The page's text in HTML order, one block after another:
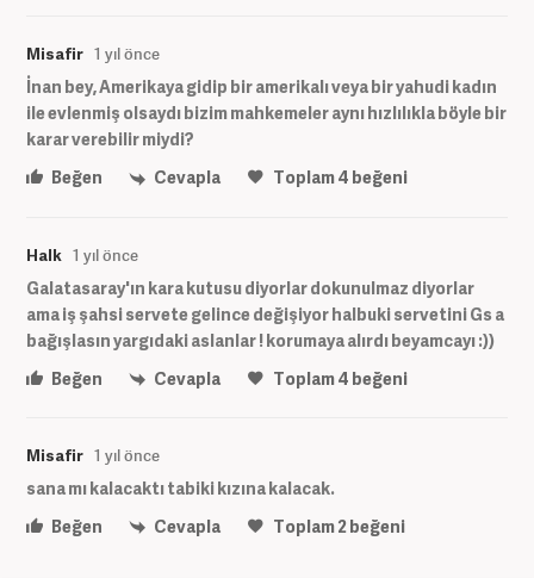
Misafir 1 yıl önce
İnan bey, Amerikaya gidip bir amerikalı veya bir yahudi kadın
ile evlenmiş olsaydı bizim mahkemeler aynı hızlılıkla böyle bir
karar verebilir miydi?
Beğen
Cevapla Toplam4 beğeni
Halk 1 yıl önce
Galatasaray'ın kara kutusu diyorlar dokunulmaz diyorlar
ama iş şahsi servete gelince değişiyor halbuki servetini Gs a
bağışlasın yargıdaki aslanlar ! korumaya alırdı beyamcayı :))
Beğen
Cevapla Toplam4 beğeni
Misafir 1 yıl önce
sana mı kalacaktı tabiki kızına kalacak.
Beğen
Cevapla Toplam2beğeni